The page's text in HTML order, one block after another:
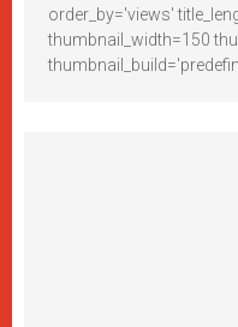
order_by='views'
thumbnail_width=150